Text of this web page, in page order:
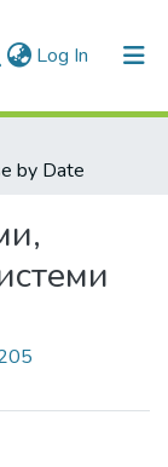
Log In (current)
by Date